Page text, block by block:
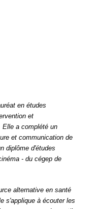
en études
et
Elle a complété un
et communication de
diplôme d'études
- du cégep de
alternative en santé
s'applique à écouter les